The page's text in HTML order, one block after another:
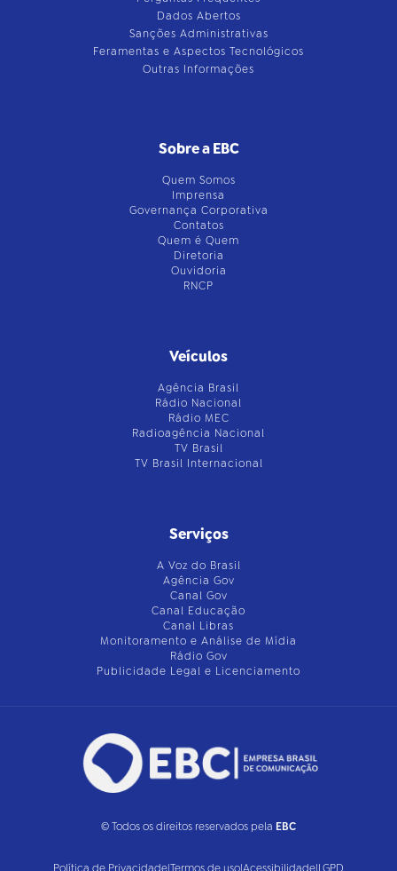
Dados Abertos
Sanções Administrativas
Feramentas e Aspectos Tecnológicos
Outras Informações
Sobre a EBC
Quem Somos
Imprensa
Governança Corporativa
Contatos
Quem é Quem
Diretoria
Ouvidoria
RNCP
Veículos
Agência Brasil
Rádio Nacional
Rádio MEC
Radioagência Nacional
TV Brasil
TV Brasil Internacional
Serviços
A Voz do Brasil
Agência Gov
Canal Gov
Canal Educação
Canal Libras
Monitoramento e Análise de Mídia
Rádio Gov
Publicidade Legal e Licenciamento
© Todos os direitos reservados pela EBC
Política de Privacidade|Termos de uso|Acessibilidade|LGPD